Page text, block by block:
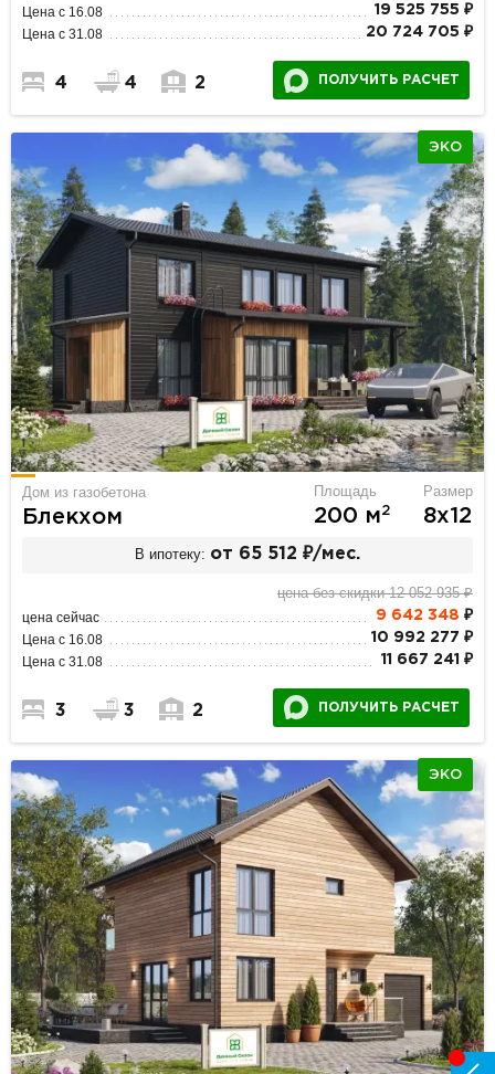
Цена с 16.08 19 525 755 ₽
Цена с 31.08 20 724 705 ₽
4 4 2 ПОЛУЧИТЬ РАСЧЕТ
ЭКО
Дом из газобетона
Блекхом
Площадь
200 м2
Размер
8х12
В ипотеку: от 65 512 ₽/мес.
цена без скидки 12 052 935 ₽
цена сейчас 9 642 348 ₽
Цена с 16.08 10 992 277 ₽
Цена с 31.08 11 667 241 ₽
3 3 2 ПОЛУЧИТЬ РАСЧЕТ
ЭКО